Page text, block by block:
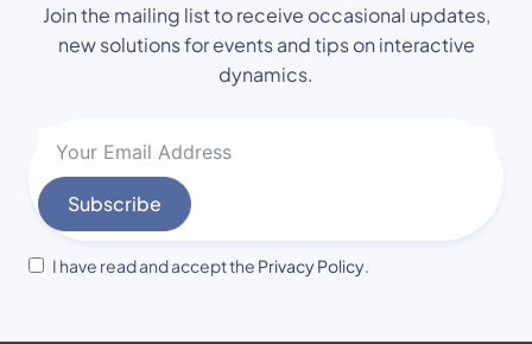
Join the mailing list to receive occasional updates,
new solutions for events and tips on interactive
dynamics.
Subscribe
I have read and accept the Privacy Policy.